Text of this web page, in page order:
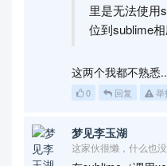
里是无法使用
位到sublime
这两个我都不熟悉
0 回复 举
梦见李玉湖
这家伙很懒，什么也没